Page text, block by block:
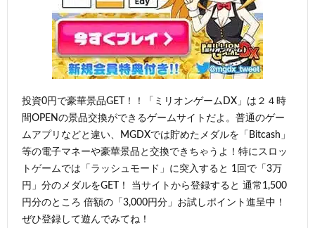
投資0円で豪華景品GET！！「ミリオンゲームDX」は２４時
間OPENの景品交換ができるゲームサイトだよ。普通のゲー
ムアプリなどと違い、MGDXでは貯めたメダルを「Bitcash」
等の電子マネーや豪華景品と交換できちゃうよ！特にスロッ
トゲームでは「ラッシュモード」に突入すると 1回で「3万
円」分のメダルをGET！ 当サイトから登録すると 通常1,500
円分のところ 倍額の「3,000円分」お試しポイント進呈中！
ぜひ登録して遊んでみてね！